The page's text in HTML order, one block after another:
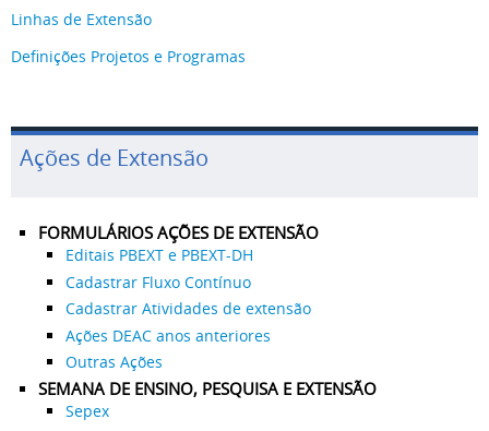
Linhas de Extensão
Definições Projetos e Programas
Ações de Extensão
FORMULÁRIOS AÇÕES DE EXTENSÃO
Editais PBEXT e PBEXT-DH
Cadastrar Fluxo Contínuo
Cadastrar Atividades de extensão
Ações DEAC anos anteriores
Outras Ações
SEMANA DE ENSINO, PESQUISA E EXTENSÃO
Sepex